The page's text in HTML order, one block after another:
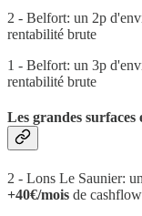
2 - Belfort: un 2p
rentabilité brute
1 - Belfort: un 3p
rentabilité brute
Les grandes surfaces
2 - Lons Le Saunier:
+40€/mois de